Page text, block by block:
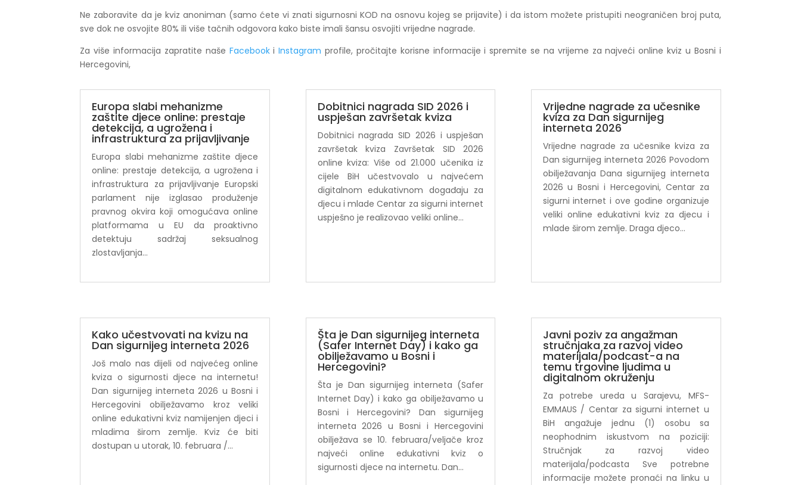
Ne zaboravite da je kviz anoniman (samo ćete vi znati sigurnosni KOD na osnovu kojeg se prijavite) i da istom možete pristupiti neograničen broj puta,
sve dok ne osvojite 80% ili više tačnih odgovora kako biste imali šansu osvojiti vrijedne nagrade.
Za više informacija zapratite naše FacebookiInstagram profile, pročitajte korisne informacije i spremite se na vrijeme za najveći online kviz u Bosni i
Hercegovini,
Europa slabi mehanizme
zaštite djece online: prestaje
detekcija, a ugrožena i
infrastruktura za prijavljivanje
Europa slabi mehanizme zaštite djece
online: prestaje detekcija, a ugrožena i
infrastruktura za prijavljivanje Europski
parlament nije izglasao produženje
pravnog okvira koji omogućava online
platformama u EU da proaktivno
detektuju sadržaj seksualnog
zlostavljanja...
Kako učestvovati na kvizu na
Dan sigurnijeg interneta 2026
Još malo nas dijeli od najvećeg online
kviza o sigurnosti djece na internetu!
Dan sigurnijeg interneta 2026 u Bosni i
Hercegovini obilježavamo kroz veliki
online edukativni kviz namijenjen djeci i
mladima širom zemlje. Kviz će biti
dostupan u utorak, 10. februara /...
Dobitnici nagrada SID 2026 i
uspješan završetak kviza
Dobitnici nagrada SID 2026 i uspješan
završetak kviza Završetak SID 2026
online kviza: Više od 21.000 učenika iz
cijele BiH učestvovalo u najvećem
digitalnom edukativnom događaju za
djecu i mlade Centar za sigurni internet
uspješno je realizovao veliki online...
Šta je Dan sigurnijeg interneta
(Safer Internet Day) i kako ga
obilježavamo u Bosni i
Hercegovini?
Šta je Dan sigurnijeg interneta (Safer
Internet Day) i kako ga obilježavamo u
Bosni i Hercegovini? Dan sigurnijeg
interneta 2026 u Bosni i Hercegovini
obilježava se 10. februara/veljače kroz
najveći online edukativni kviz o
sigurnosti djece na internetu. Dan...
Vrijedne nagrade za učesnike
kviza za Dan sigurnijeg
interneta 2026
Vrijedne nagrade za učesnike kviza za
Dan sigurnijeg interneta 2026 Povodom
obilježavanja Dana sigurnijeg interneta
2026 u Bosni i Hercegovini, Centar za
sigurni internet i ove godine organizuje
veliki online edukativni kviz za djecu i
mlade širom zemlje. Draga djeco...
Javni poziv za angažman
stručnjaka za razvoj video
materijala/podcast-a na
temu trgovine ljudima u
digitalnom okruženju
Za potrebe ureda u Sarajevu, MFS-
EMMAUS / Centar za sigurni internet u
BiH angažuje jednu (1) osobu sa
neophodnim iskustvom na poziciji:
Stručnjak za razvoj video
materijala/podcasta Sve potrebne
informacije možete pronaći na linku u